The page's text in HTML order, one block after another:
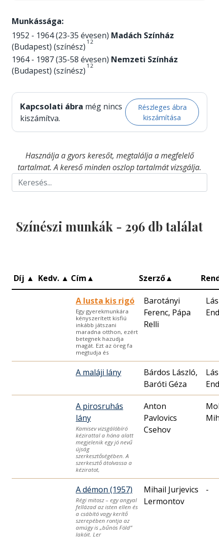
Munkássága:
1952 - 1964 (23-35 évesen) Madách Színház
(Budapest) (színész) 1 2
1964 - 1987 (35-58 évesen) Nemzeti Színház
(Budapest) (színész) 1 2
Kapcsolati ábra még nincs
kiszámítva.
Részleges ábra
kiszámítása
Használja a gyors keresőt, megtalálja a megfelelő
tartalmat. A kereső minden oszlop tartalmát vizsgálja.
Színészi munkák - 296 db találat
Díj ▲ Kedv. ▲ Cím▲ Szerző▲
A lusta kis rigó
Egy gyerekmunkára
kényszerített kisfiú
inkább játszani
maradna otthon, ezért
betegnek hazudja
magát. Ezt az öreg fa
megtudja és
Barotányi
Ferenc, Pápa
Relli
A maláji lány
Bárdos László,
Baróti Géza
A pirosruhás
lány
Kamisev vizsgálóbíró
kézirattal a hóna alatt
megjelenik egy jó nevű
újság
szerkesztőségében. A
szerkesztő átolvassa a
kéziratot,
Anton
Pavlovics
Csehov
A démon (1957)
Régi mitosz – egy angyal
fellázad az isten ellen és
a csábító vagy kerítő
szerepében rontja az
amúgy is „bűnös Föld”
lakóit. Ler
Mihail Jurjevics
Lermontov
-